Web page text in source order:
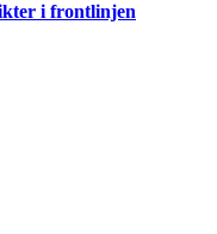
i frontlinjen